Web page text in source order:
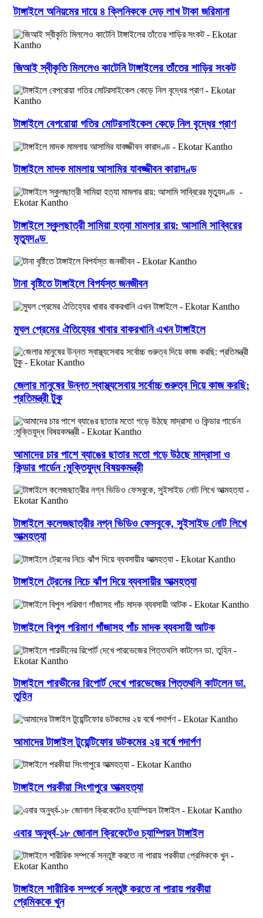
টাঙ্গাইলে অনিয়মের দায়ে ৪ ক্লিনিককে দেড় লাখ টাকা জরিমানা
জিআই স্বীকৃতি মিললেও কাটেনি টাঙ্গাইলের তাঁতের শাড়ির সংকট
টাঙ্গাইলে বেপরোয়া গতির মোটরসাইকেল কেড়ে নিল বৃদ্ধের প্রাণ
টাঙ্গাইলে মাদক মামলায় আসামির যাবজ্জীবন কারাদণ্ড
টাঙ্গাইলে স্কুলছাত্রী সামিয়া হত্যা মামলার রায়: আসামি সাব্বিরের
মৃত্যুদণ্ড
টানা বৃষ্টিতে টাঙ্গাইলে বিপর্যস্ত জনজীবন
মুঘল প্রেমের ঐতিহ্যের খাবার বাকরখানি এখন টাঙ্গাইলে
জেলার মানুষের উন্নত স্বাস্থ্যসেবায় সর্বোচ্চ গুরুত্ব দিয়ে কাজ করছি:
প্রতিমন্ত্রী টুকু
আমাদের চার পাশে ব্যাঙের ছাতার মতো গড়ে উঠছে মাদ্রাসা ও
কিন্ডার গার্ডেন :মুক্তিযুদ্ধ বিষয়কমন্ত্রী
টাঙ্গাইলে কলেজছাত্রীর নগ্ন ভিডিও ফেসবুকে, সুইসাইড নোট লিখে
আত্মহত্যা
টাঙ্গাইলে ট্রেনের নিচে ঝাঁপ দিয়ে ব্যবসায়ীর আত্মহত্যা
টাঙ্গাইলে বিপুল পরিমাণ গাঁজাসহ পাঁচ মাদক ব্যবসায়ী আটক
টাঙ্গাইলে পারভীনের রিপোর্ট দেখে পারভেজের পিত্তথলি কাটলেন ডা.
তুহিন
আমাদের টাঙ্গাইল টুয়েন্টিফোর ডটকমের ২য় বর্ষে পদার্পণ
টাঙ্গাইলে পরকীয়া সিংগাপুরে আত্মহত্যা
এবার অনুর্ধ্ব-১৮ জোনাল ক্রিকেটেও চ্যাম্পিয়ন টাঙ্গাইল
টাঙ্গাইলে শারীরিক সম্পর্কে সন্তুষ্ট করতে না পারায় পরকীয়া
প্রেমিককে খুন